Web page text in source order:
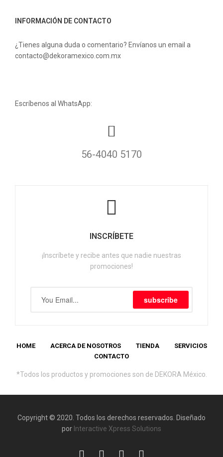
INFORMACIÓN DE CONTACTO
¿Tienes alguna duda o comentario? Envíanos un email a
contacto@dekoramexico.com.mx
Escríbenos al WhatsApp:
56-4040 5170
INSCRÍBETE
¡Inscríbete y recibe antes que nadie nuestras
promociones!
subscribe
HOME ACERCA DE NOSOTROS TIENDA
SERVICIOS
CONTACTO
*Todos los productos y promociones son de DEKORA México.
Copyright © 2020. Todos los derechos reservados. Diseñado
por Interactive Xpress Solutions